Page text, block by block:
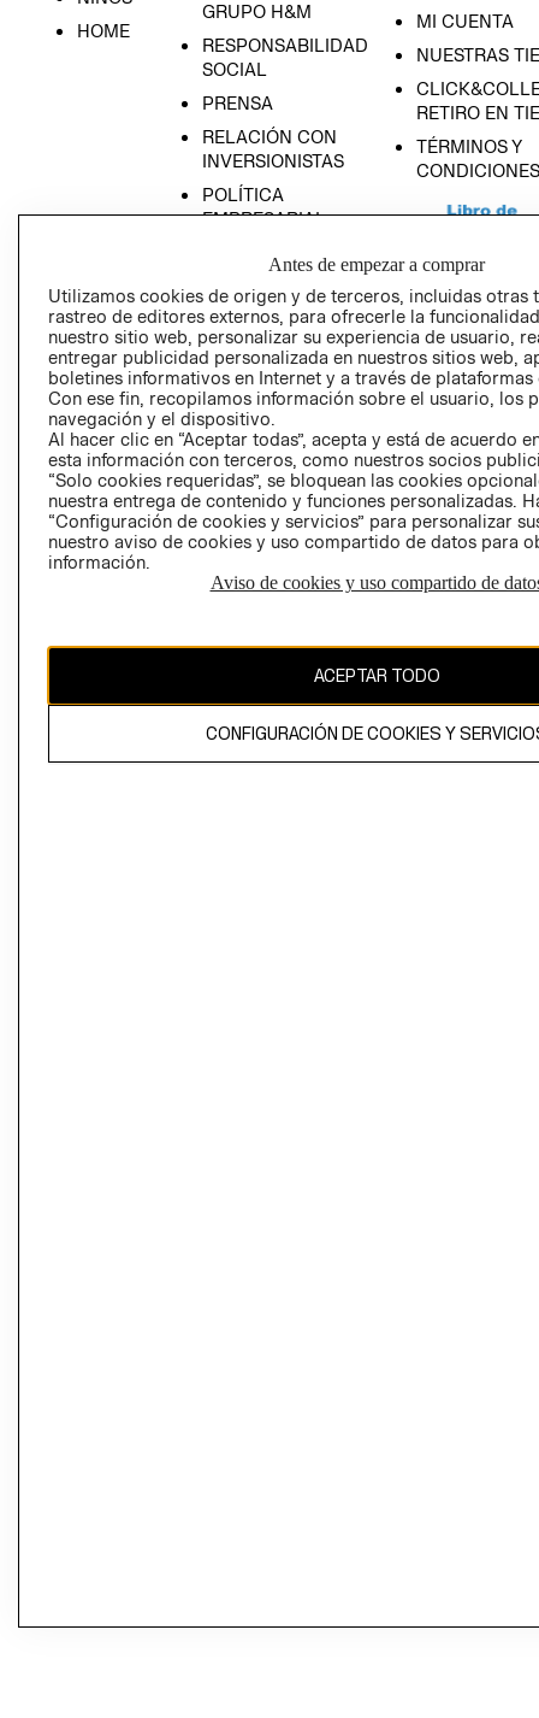
HOME
GRUPO H&M
RESPONSABILIDAD
SOCIAL
PRENSA
RELACIÓN CON
INVERSIONISTAS
POLÍTICA
EMPRESARIAL
MI CUENTA
NUESTRAS
RETIRO EN
TÉRMINOS Y
CONDICIONES
AVISO DE
PRIVACIDAD
GIFT CARD
El contenido de esta página web está protegido por copyright y es
propiedad de H&M Hennes & Mauritz AB
Antes de empezar a comprar
Utilizamos cookies de origen y de terceros, incluidas otras
rastreo de editores externos, para ofrecerle la
nuestro sitio web, personalizar su experiencia de usuario,
entregar publicidad personalizada en nuestros sitios web,
boletines informativos en Internet y a través de plataformas
Con ese fin, recopilamos información sobre el usuario, los
navegación y el dispositivo.
Al hacer clic en “Aceptar todas”, acepta y está de acuerdo
esta información con terceros, como nuestros socios
“Solo cookies requeridas”, se bloquean las cookies
nuestra entrega de contenido y funciones personalizadas.
“Configuración de cookies y servicios” para personalizar
nuestro aviso de cookies y uso compartido de datos para
información.
Aviso de cookies y uso compartido de
ACEPTAR TODO
CONFIGURACIÓN DE COOKIES Y